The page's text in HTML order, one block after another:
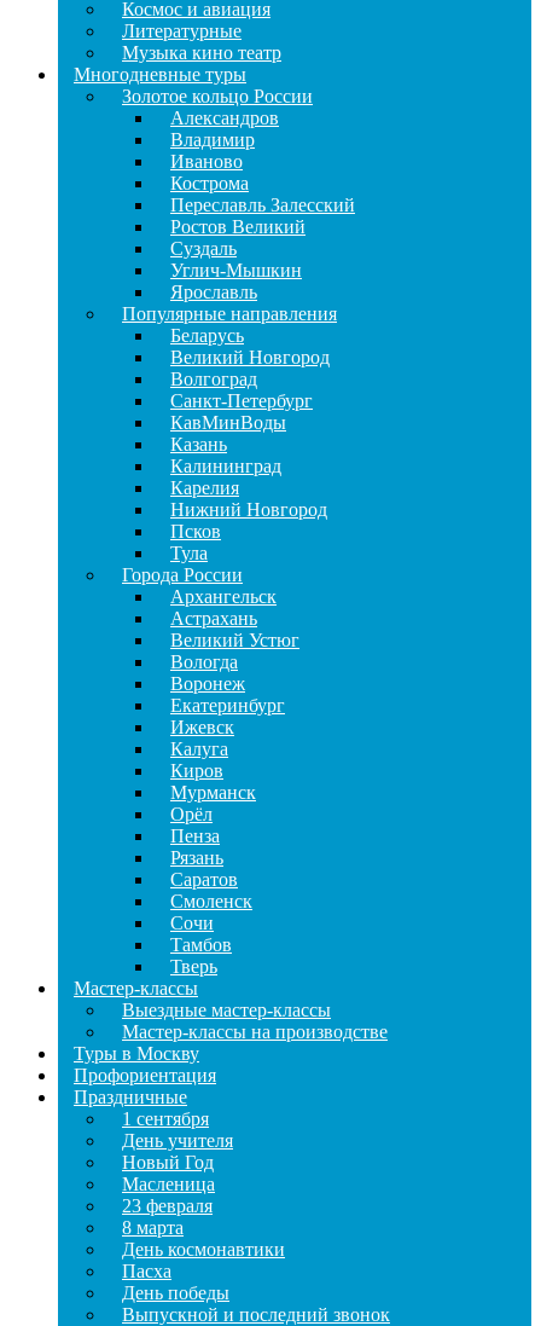
Космос и авиация
Литературные
Музыка кино театр
Многодневные туры
Золотое кольцо России
Александров
Владимир
Иваново
Кострома
Переславль Залесский
Ростов Великий
Суздаль
Углич-Мышкин
Ярославль
Популярные направления
Беларусь
Великий Новгород
Волгоград
Санкт-Петербург
КавМинВоды
Казань
Калининград
Карелия
Нижний Новгород
Псков
Тула
Города России
Архангельск
Астрахань
Великий Устюг
Вологда
Воронеж
Екатеринбург
Ижевск
Калуга
Киров
Мурманск
Орёл
Пенза
Рязань
Саратов
Смоленск
Сочи
Тамбов
Тверь
Мастер-классы
Выездные мастер-классы
Мастер-классы на производстве
Туры в Москву
Профориентация
Праздничные
1 сентября
День учителя
Новый Год
Масленица
23 февраля
8 марта
День космонавтики
Пасха
День победы
Выпускной и последний звонок